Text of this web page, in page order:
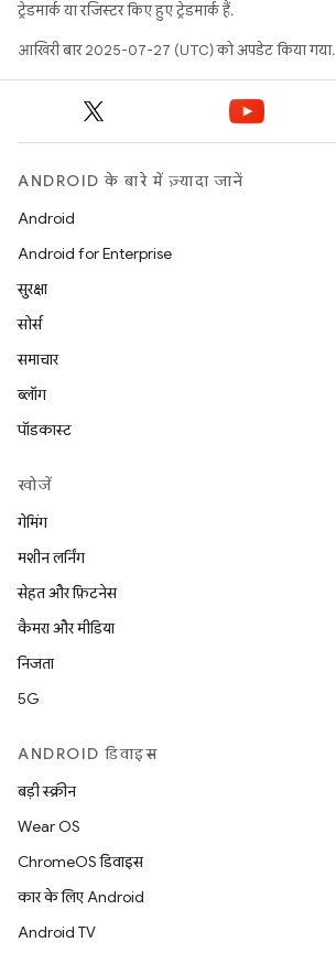
ट्रेडमार्क या रजिस्टर किए हुए ट्रेडमार्क हैं.
आखिरी बार 2025-07-27 (UTC) को अपडेट किया गया.
ANDROID के बारे में ज़्यादा जानें
Android
Android for Enterprise
सुरक्षा
सोर्स
समाचार
ब्लॉग
पॉडकास्ट
खोजें
गेमिंग
मशीन लर्निंग
सेहत और फ़िटनेस
कैमरा और मीडिया
निजता
5G
ANDROID डिवाइस
बड़ी स्क्रीन
Wear OS
ChromeOS डिवाइस
कार के लिए Android
Android TV